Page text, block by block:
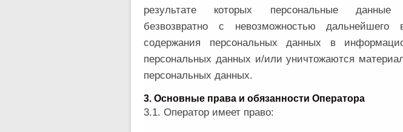
результате которых персональные данные
безвозвратно с невозможностью дальнейшего
содержания персональных данных в
персональных данных и/или уничтожаются
персональных данных.
3. Основные права и обязанности Оператора
3.1. Оператор имеет право: